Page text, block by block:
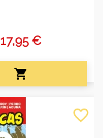
17,95 €

favorite_border